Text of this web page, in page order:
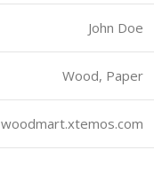
John Doe
Wood, Paper
woodmart.xtemos.com